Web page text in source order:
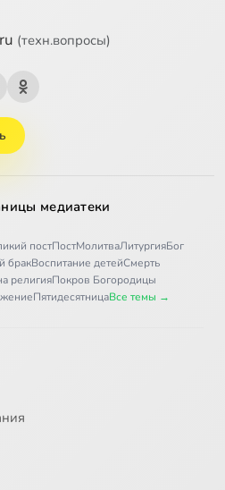
(техн.вопросы)
медиатеки
постПостМолитваЛитургияБог
бракВоспитание детейСмерть
религияПокров Богородицы
ПятидесятницаВсе темы →